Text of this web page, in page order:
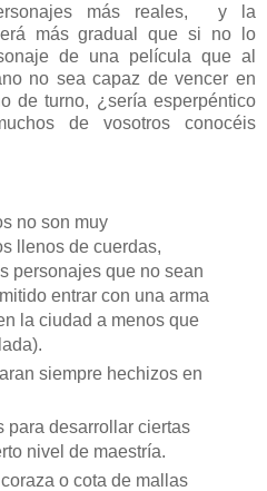
más reales, y la
más gradual que si no lo
de una película que al
no sea capaz de vencer en
de turno, ¿sería esperpéntico
de vosotros conocéis
no son muy
llenos de cuerdas,
personajes que no sean
entrar con una arma
la ciudad a menos que
siempre hechizos en
para desarrollar ciertas
nivel de maestría.
o cota de mallas